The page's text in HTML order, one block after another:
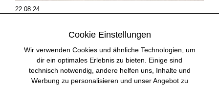
22.08.24
Der Gebrauchtwagenmarkt bietet eine große Auswahl
an Fahrzeugen, die oft zu attraktiven Preisen
angeboten werden. Doch der Schein kann trügen:
Viele Gebrauchtwagen haben verborgene Mängel.
Cookie Einstellungen
Wir verwenden Cookies und ähnliche Technologien, um
dir ein optimales Erlebnis zu bieten. Einige sind
technisch notwendig, andere helfen uns, Inhalte und
Werbung zu personalisieren und unser Angebot zu